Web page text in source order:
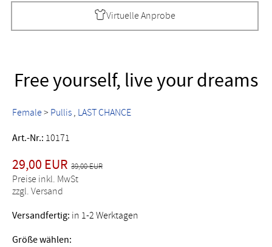
Virtuelle Anprobe
Free yourself, live your dreams
Female> Pullis LAST CHANCE
Art.-Nr.: 10171
29,00 EUR 39,00 EUR
Preise inkl. MwSt
zzgl. Versand
Versandfertig: in 1-2 Werktagen
Größe wählen: